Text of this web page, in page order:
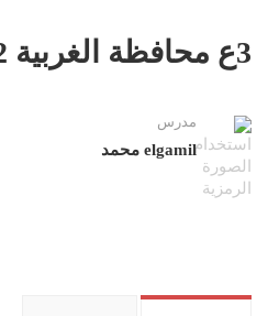
3ع محافظة الغربية 2022
مدرس
elgamil محمد